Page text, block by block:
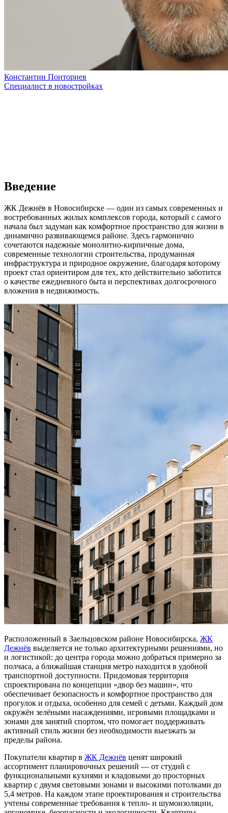
Константин Понториев
Специалист в новостройках
Введение
ЖК Дежнёв в Новосибирске — один из самых современных и
востребованных жилых комплексов города, который с самого
начала был задуман как комфортное пространство для жизни в
динамично развивающемся районе. Здесь гармонично
сочетаются надежные монолитно-кирпичные дома,
современные технологии строительства, продуманная
инфраструктура и природное окружение, благодаря которому
проект стал ориентиром для тех, кто действительно заботится
о качестве ежедневного быта и перспективах долгосрочного
вложения в недвижимость.
Расположенный в Заельцовском районе Новосибирска, ЖК
Дежнёв выделяется не только архитектурными решениями, но
и логистикой: до центра города можно добраться примерно за
полчаса, а ближайшая станция метро находится в удобной
транспортной доступности. Придомовая территория
спроектирована по концепции «двор без машин», что
обеспечивает безопасность и комфортное пространство для
прогулок и отдыха, особенно для семей с детьми. Каждый дом
окружён зелёными насаждениями, игровыми площадками и
зонами для занятий спортом, что помогает поддерживать
активный стиль жизни без необходимости выезжать за
пределы района.
Покупатели квартир в ЖК Дежнёв ценят широкий
ассортимент планировочных решений — от студий с
функциональными кухнями и кладовыми до просторных
квартир с двумя световыми зонами и высокими потолками до
5,4 метров. На каждом этапе проектирования и строительства
учтены современные требования к тепло- и шумоизоляции,